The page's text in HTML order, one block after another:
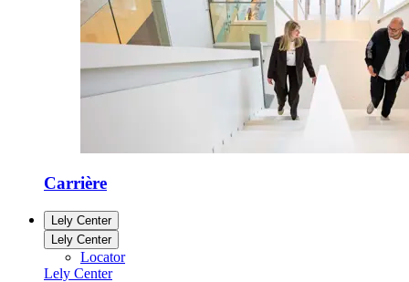
Carrière
Lely Center
Lely Center
Locator
Lely Center